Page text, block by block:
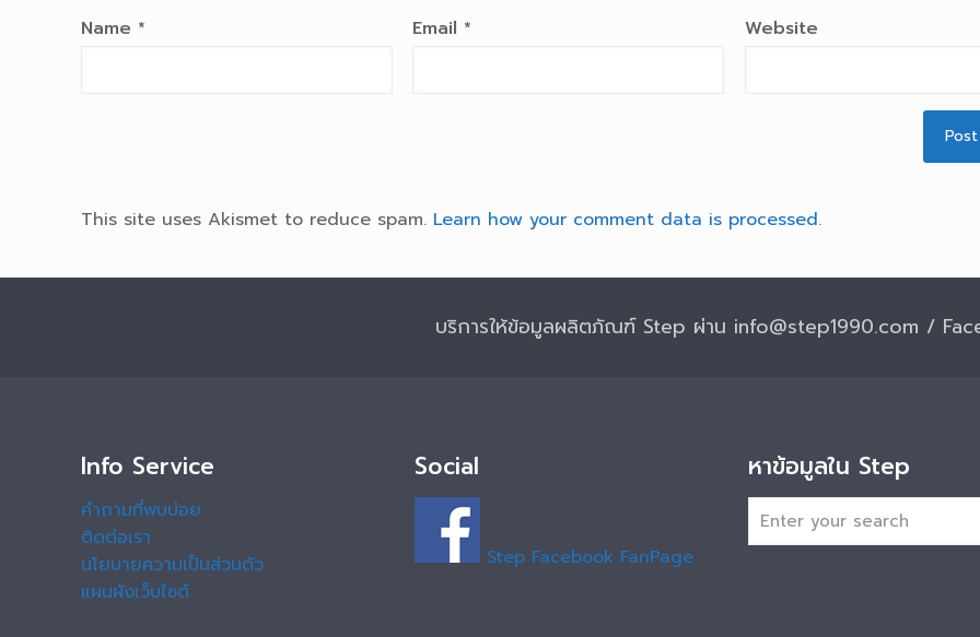
Name * Email * Website
This site uses Akismet to reduce spam. Learn how your comment data is processed.
บริการให้ข้อมูลผลิตภัณฑ์ Step ผ่าน info@step1990.com /
Info Service
คำถามที่พบบ่อย
ติดต่อเรา
นโยบายความเป็นส่วนตัว
แผนผังเว็บไซต์
Social
Step Facebook FanPage
หาข้อมูลใน Step